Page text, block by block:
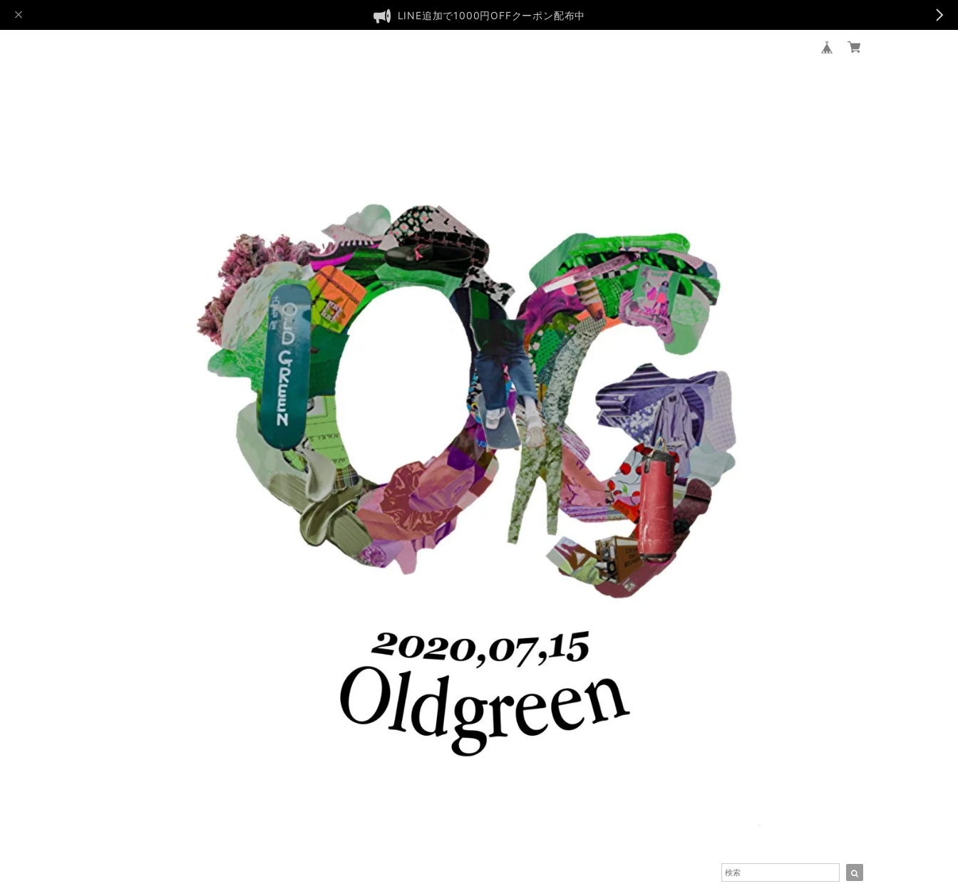
LINE追加で1000円OFFクーポン配布中